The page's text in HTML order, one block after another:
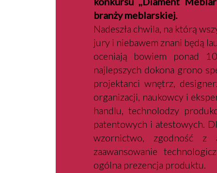
branży meblarskiej.
Nadeszła chwila, na którą
jury i niebawem znani będą
oceniają bowiem ponad
najlepszych dokona grono
projektanci wnętrz,
organizacji, naukowcy i
handlu, technolodzy
patentowych i atestowych.
wzornictwo, zgodność z
zaawansowanie
ogólna prezencja produktu.